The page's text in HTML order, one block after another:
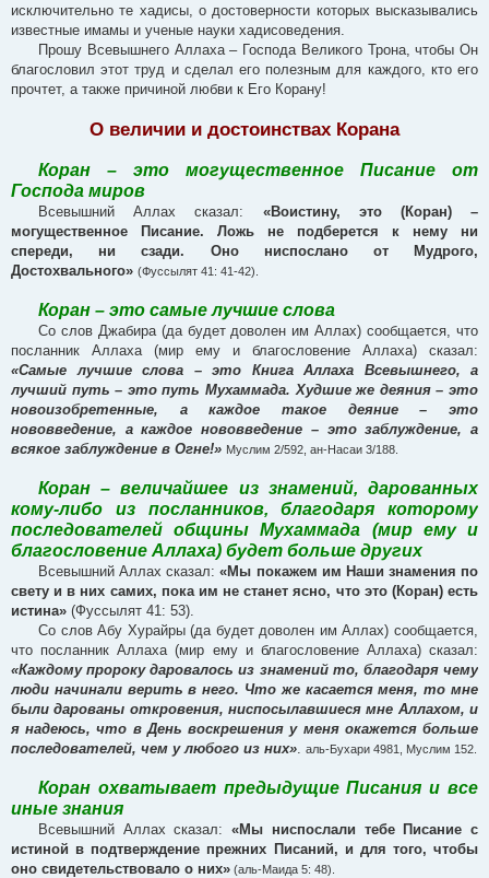
исключительно те хадисы, о достоверности которых высказывались
известные имамы и ученые науки хадисоведения.
Прошу Всевышнего Аллаха – Господа Великого Трона, чтобы Он
благословил этот труд и сделал его полезным для каждого, кто его
прочтет, а также причиной любви к Его Корану!
О величии и достоинствах Корана
Коран – это могущественное Писание от
Господа миров
Всевышний Аллах сказал: «Воистину, это (Коран) –
могущественное Писание. Ложь не подберется к нему ни
спереди, ни сзади. Оно ниспослано от Мудрого,
Достохвального» (Фуссылят 41: 41-42).
Коран – это самые лучшие слова
Со слов Джабира (да будет доволен им Аллах) сообщается, что
посланник Аллаха (мир ему и благословение Аллаха) сказал:
«Самые лучшие слова – это Книга Аллаха Всевышнего, а
лучший путь – это путь Мухаммада. Худшие же деяния – это
новоизобретенные, а каждое такое деяние – это
нововведение, а каждое нововведение – это заблуждение, а
всякое заблуждение в Огне!» Муслим 2/592, ан-Насаи 3/188.
Коран – величайшее из знамений, дарованных
кому-либо из посланников, благодаря которому
последователей общины Мухаммада (мир ему и
благословение Аллаха) будет больше других
Всевышний Аллах сказал:«Мы покажем им Наши знамения по
свету и в них самих, пока им не станет ясно, что это (Коран) есть
истина» (Фуссылят 41: 53).
Со слов Абу Хурайры (да будет доволен им Аллах) сообщается,
что посланник Аллаха (мир ему и благословение Аллаха) сказал:
«Каждому пророку даровалось из знамений то, благодаря чему
люди начинали верить в него. Что же касается меня, то мне
были дарованы откровения, ниспосылавшиеся мне Аллахом, и
я надеюсь, что в День воскрешения у меня окажется больше
последователей, чем у любого из них»
аль-Бухари 4981, Муслим 152.
Коран охватывает предыдущие Писания и все
иные знания
Всевышний Аллах сказал:«Мы ниспослали тебе Писание с
истиной в подтверждение прежних Писаний, и для того, чтобы
оно свидетельствовало о них» (аль-Маида 5: 48).